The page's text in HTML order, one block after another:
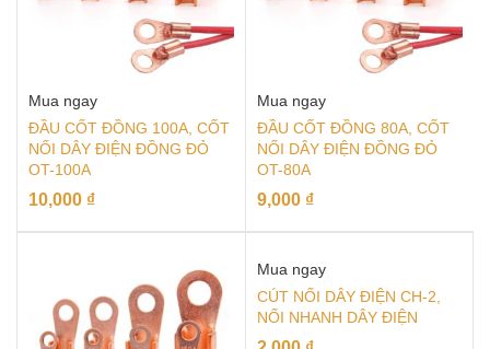
Mua ngay
ĐẦU CỐT ĐỒNG 100A, CỐT
NỐI DÂY ĐIỆN ĐỒNG ĐỎ
OT-100A
10,000 ₫
Mua ngay
ĐẦU CỐT ĐỒNG 80A, CỐT
NỐI DÂY ĐIỆN ĐỒNG ĐỎ
OT-80A
9,000 ₫
Mua ngay
CÚT NỐI DÂY ĐIỆN CH-2,
NỐI NHANH DÂY ĐIỆN